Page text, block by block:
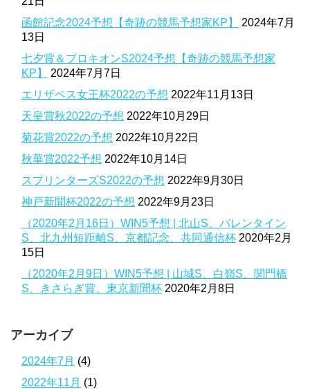
函館記念2024予想【奇跡の競馬予想家KP】
2024年7月
13日
七夕賞＆プロキオンS2024予想【奇跡の競馬予想家
KP】
2024年7月7日
エリザベス女王杯2022の予想 2022年11月13日
天皇賞秋2022の予想 2022年10月29日
菊花賞2022の予想 2022年10月22日
秋華賞2022予想 2022年10月14日
スプリンターズS2022の予想 2022年9月30日
神戸新聞杯2022の予想 2022年9月23日
（2020年2月16日）WIN5予想 | 北山S、バレンタイン
S、北九州短距離S、京都記念、共同通信杯 2020年2月
15日
（2020年2月9日）WIN5予想 | 山城S、白嶺S、関門橋
S、きさらぎ賞、東京新聞杯 2020年2月8日
アーカイブ
2024年7月 (4)
2022年11月 (1)